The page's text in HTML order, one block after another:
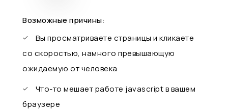
Возможные причины:
Вы просматриваете страницы и кликаете
со скоростью, намного превышающую
ожидаемую от человека
Что-то мешает работе javascript в вашем
браузере